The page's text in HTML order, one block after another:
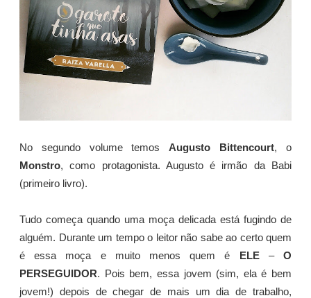
No segundo volume temosAugusto Bittencourt, o
Monstro, como protagonista. Augusto é irmão da Babi
(primeiro livro).
Tudo começa quando uma moça delicada está fugindo de
alguém. Durante um tempo o leitor não sabe ao certo quem
é essa moça e muito menos quem é
ELE–O
PERSEGUIDOR. Pois bem, essa jovem (sim, ela é bem
jovem!) depois de chegar de mais um dia de trabalho,